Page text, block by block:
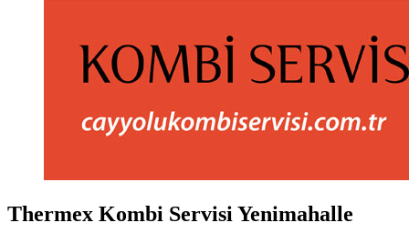
Thermex Kombi Servisi Yenimahalle